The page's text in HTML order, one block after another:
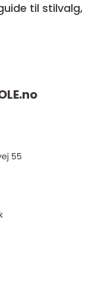
til stilvalg,
no